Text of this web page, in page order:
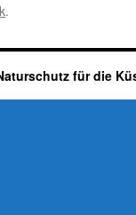
.
für die